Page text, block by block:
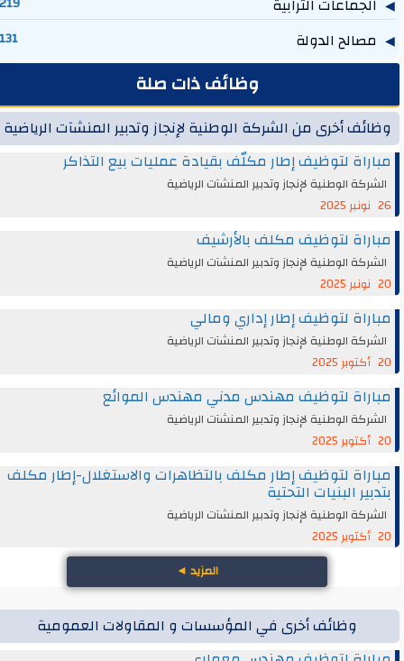
الجماعات الترابية
مصالح الدولة 131
وظائف ذات صلة
وظائف أخرى من الشركة الوطنية لإنجاز وتدبير المنشآت الرياضية
مباراة لتوظيف إطار مكلّف بقيادة عمليات بيع التذاكر
الشركة الوطنية لإنجاز وتدبير المنشآت الرياضية
26 نونبر 2025
مباراة لتوظيف مكلف بالأرشيف
الشركة الوطنية لإنجاز وتدبير المنشآت الرياضية
20 نونبر 2025
مباراة لتوظيف إطار إداري ومالي
الشركة الوطنية لإنجاز وتدبير المنشآت الرياضية
20 أكتوبر 2025
مباراة لتوظيف مهندس مدني مهندس الموائع
الشركة الوطنية لإنجاز وتدبير المنشآت الرياضية
20 أكتوبر 2025
مباراة لتوظيف إطار مكلف بالتظاهرات والاستغلال-إطار مكلف
بتدبير البنيات التحتية
الشركة الوطنية لإنجاز وتدبير المنشآت الرياضية
20 أكتوبر 2025
المزيد◄
وظائف أخرى في المؤسسات و المقاولات العمومية